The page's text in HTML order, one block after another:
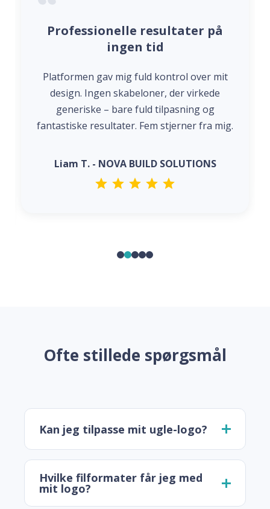
Professionelle resultater på
ingen tid
Platformen gav mig fuld kontrol over mit
design. Ingen skabeloner, der virkede
generiske – bare fuld tilpasning og
fantastiske resultater. Fem stjerner fra mig.
Liam T. - NOVA BUILD SOLUTIONS
Ofte stillede spørgsmål
Kan jeg tilpasse mit ugle-logo?
Hvilke filformater får jeg med
mit logo?